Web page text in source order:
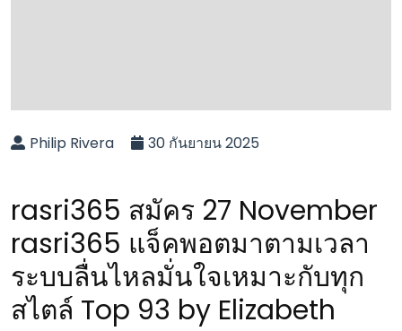
Philip Rivera 30 กันยายน 2025
rasri365 สมัคร 27 November
rasri365 แจ็คพอตมาตามเวลา
ระบบลื่นไหลมั่นใจเหมาะกับทุก
สไตล์ Top 93 by Elizabeth